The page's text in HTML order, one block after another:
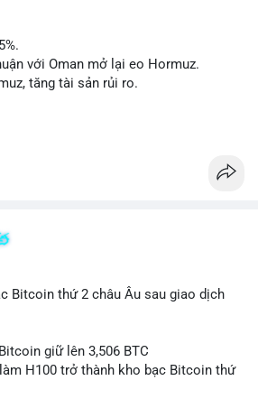
với Oman mở lại eo Hormuz.
tăng tài sản rủi ro.
Bitcoin thứ 2 châu Âu sau giao dịch
giữ lên 3,506 BTC
H100 trở thành kho bạc Bitcoin thứ